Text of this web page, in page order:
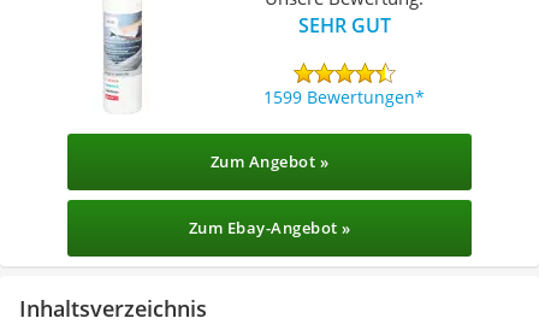
SEHR GUT
1599 Bewertungen
Zum Angebot »
Zum Ebay-Angebot »
Inhaltsverzeichnis